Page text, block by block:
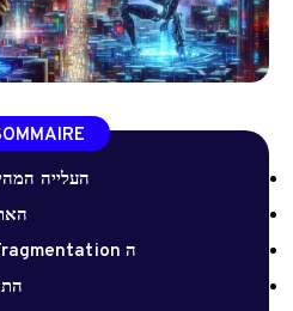
העלייה
ה Fragmentation רגולטורי ויוזמות עולמיות